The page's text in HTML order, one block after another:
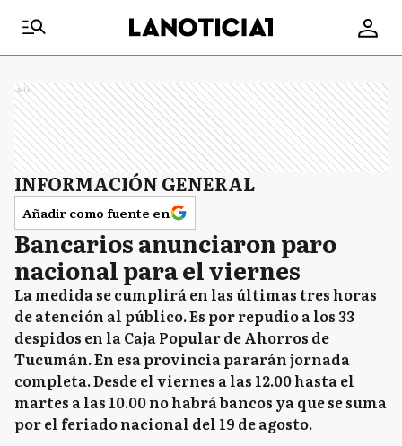
Ads
INFORMACIÓN GENERAL
Añadir como fuente en
Bancarios anunciaron paro
nacional para el viernes
La medida se cumplirá en las últimas tres horas
de atención al público. Es por repudio a los 33
despidos en la Caja Popular de Ahorros de
Tucumán. En esa provincia pararán jornada
completa. Desde el viernes a las 12.00 hasta el
martes a las 10.00 no habrá bancos ya que se suma
por el feriado nacional del 19 de agosto.